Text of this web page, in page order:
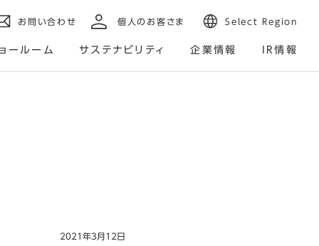
お問い合わせ 個人のお客さま Select Region
ールーム サステナビリティ 企業情報 IR情報
2021年3月12日